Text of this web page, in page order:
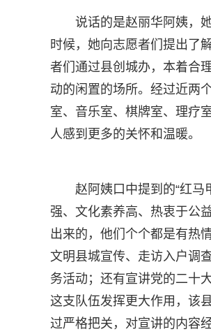
说话的是赵丽华阿姨，
时候，她向志愿者们提出了
者们通过县创城办，本着合
动的闲置的场所。经过近两
室、音乐室、棋牌室、理疗
人感到更多的关怀和温暖。
赵阿姨口中提到的“红
强、文化素养高、热衷于公
出来的，他们个个都是有热
文明县城宣传、走访入户调
务活动；还有宣讲党的二十
这支队伍发挥更大作用，该
过严格把关，对宣讲的内容